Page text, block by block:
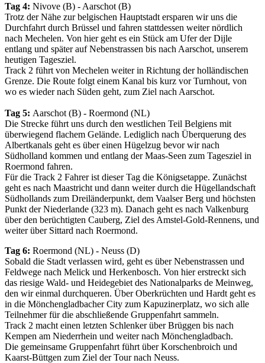
Tag 4: Nivove (B) - Aarschot (B)
Trotz der Nähe zur belgischen Hauptstadt ersparen wir uns die
Durchfahrt durch Brüssel und fahren stattdessen weiter nördlich
nach Mechelen. Von hier geht es ein Stück am Ufer der Dijle
entlang und später auf Nebenstrassen bis nach Aarschot, unserem
heutigen Tagesziel.
Track 2 führt von Mechelen weiter in Richtung der holländischen
Grenze. Die Route folgt einem Kanal bis kurz vor Turnhout, von
wo es wieder nach Süden geht, zum Ziel nach Aarschot.
Tag 5: Aarschot (B) - Roermond (NL)
Die Strecke führt uns durch den westlichen Teil Belgiens mit
überwiegend flachem Gelände. Lediglich nach Überquerung des
Albertkanals geht es über einen Hügelzug bevor wir nach
Südholland kommen und entlang der Maas-Seen zum Tagesziel in
Roermond fahren.
Für die Track 2 Fahrer ist dieser Tag die Königsetappe. Zunächst
geht es nach Maastricht und dann weiter durch die Hügellandschaft
Südhollands zum Dreiländerpunkt, dem Vaalser Berg und höchsten
Punkt der Niederlande (323 m). Danach geht es nach Valkenburg
über den berüchtigten Cauberg, Ziel des Amstel-Gold-Rennens, und
weiter über Sittard nach Roermond.
Tag 6: Roermond (NL) - Neuss (D)
Sobald die Stadt verlassen wird, geht es über Nebenstrassen und
Feldwege nach Melick und Herkenbosch. Von hier erstreckt sich
das riesige Wald- und Heidegebiet des Nationalparks de Meinweg,
den wir einmal durchqueren. Über Oberkrüchten und Hardt geht es
in die Mönchengladbacher City zum Kapuzinerplatz, wo sich alle
Teilnehmer für die abschließende Gruppenfahrt sammeln.
Track 2 macht einen letzten Schlenker über Brüggen bis nach
Kempen am Niederrhein und weiter nach Mönchengladbach.
Die gemeinsame Gruppenfahrt führt über Korschenbroich und
Kaarst-Büttgen zum Ziel der Tour nach Neuss.